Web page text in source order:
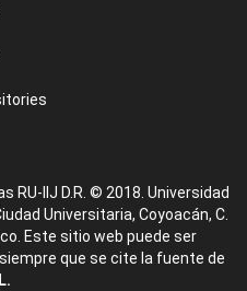
RU-IIJ D.R. © 2018. Universidad
Universitaria, Coyoacán, C.
Este sitio web puede ser
que se cite la fuente de